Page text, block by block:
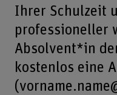
Ihrer Schulzeit
professioneller
Absolvent*in
kostenlos eine